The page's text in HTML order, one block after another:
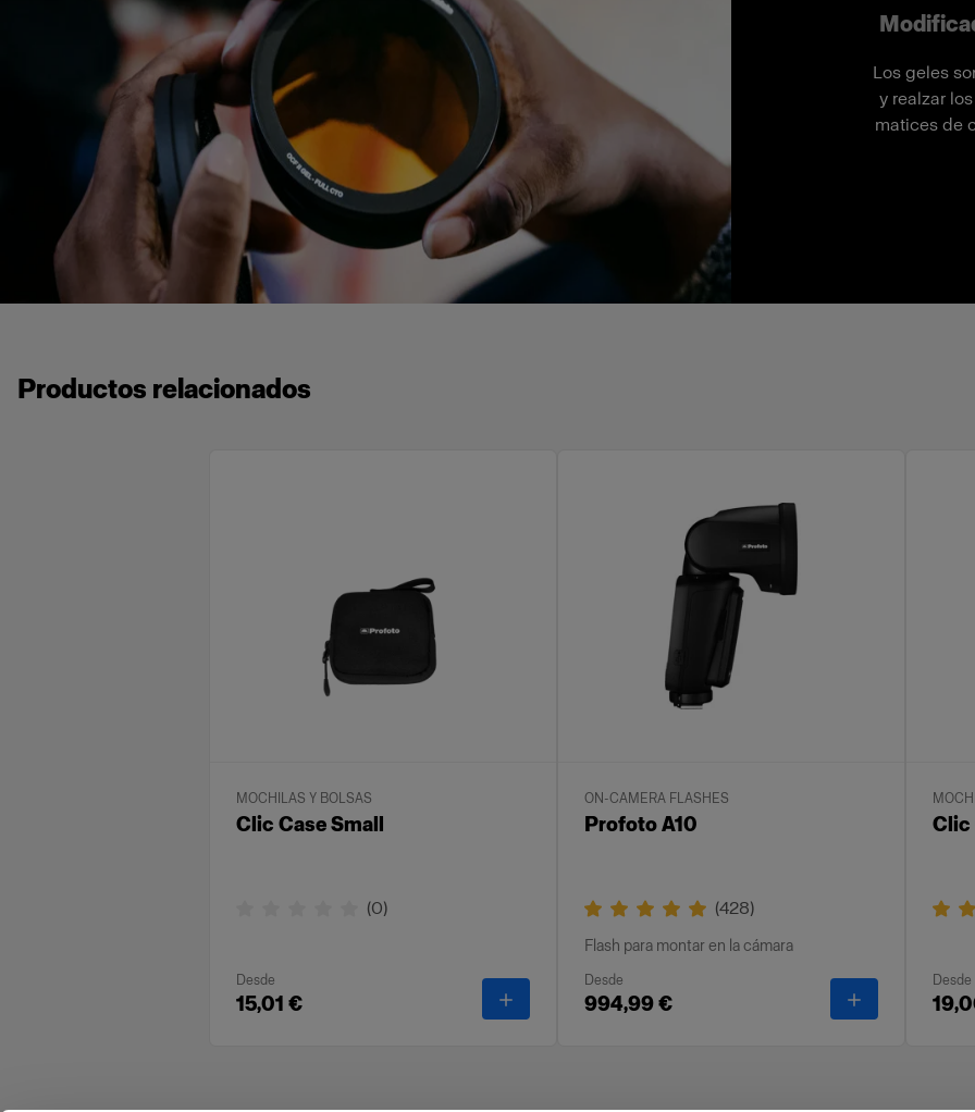
Los geles
y realzar
matices de
Productos relacionados
MOCHILAS Y BOLSAS
Clic Case Small
(0)
Desde
15,01 € Clic Case Small
ON-CAMERA FLASHES
Profoto A10
(428)
Flash para montar en la cámara
Desde
994,99 € Profoto A10
Clic
Desde